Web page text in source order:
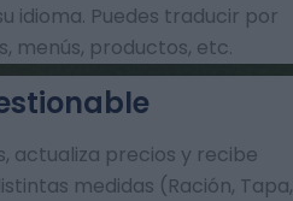
idioma. Puedes traducir por
menús, productos, etc.
actualiza precios y recibe
medidas (Ración, Tapa,